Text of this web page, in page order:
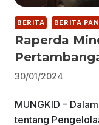
BERITA BERITA
Raperda
30/01/2024
MUNGKID –
tentang